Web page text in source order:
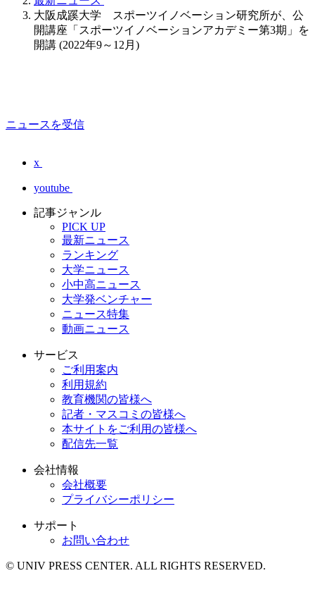
大阪成蹊大学 スポーツイノベーション研究所が、公
開講座「スポーツイノベーションアカデミー第3期」を
開講 (2022年9～12月)
ニュースを受信
x
youtube
記事ジャンル
PICK UP
最新ニュース
ランキング
大学ニュース
小中高ニュース
大学発ベンチャー
ニュース特集
動画ニュース
サービス
ご利用案内
利用規約
教育機関の皆様へ
記者・マスコミの皆様へ
本サイトをご利用の皆様へ
配信先一覧
会社情報
会社概要
プライバシーポリシー
サポート
お問い合わせ
© UNIV PRESS CENTER. ALL RIGHTS RESERVED.